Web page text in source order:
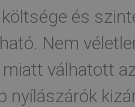
és
Nem
válhatott
nyílászárók